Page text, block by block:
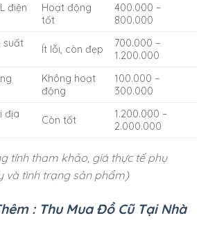
điện
Hoạt động
tốt
400.000 –
800.000
suất
Ít lỗi, còn đẹp
700.000 –
1.200.000
Không hoạt
động
100.000 –
300.000
địa
Còn tốt
1.200.000 –
2.000.000
tính tham khảo, giá thực tế phụ
và tình trạng sản phẩm)
: Thu Mua Đồ Cũ Tại Nhà